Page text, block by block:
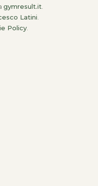
gymresult.it
Latini
Policy